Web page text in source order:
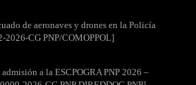
de aeronaves y drones en la Policía
2026-CG PNP/COMOPPOL]
a la ESCPOGRA PNP 2026 –